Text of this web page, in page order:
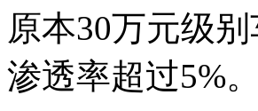
原本30万元级
渗透率超过5%。